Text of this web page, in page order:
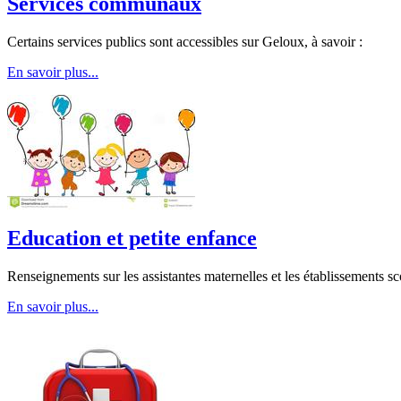
Certains services publics sont accessibles sur Geloux, à savoir :
En savoir plus...
Education et petite enfance
Renseignements sur les assistantes maternelles et les établissements
En savoir plus...